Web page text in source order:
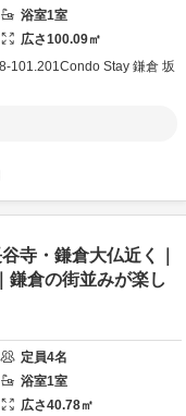
浴室1室
広さ100.09㎡
101.201Condo Stay 鎌倉 坂
寺・鎌倉大仏近く｜
鎌倉の街並みが楽し
定員4名
浴室1室
広さ40.78㎡